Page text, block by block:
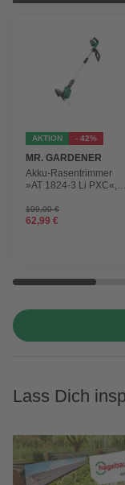
AKTION - 42%
MR. GARDENER
Akku-Rasentrimmer
»AT 1824-3 Li PXC«,
109,00 €
62,99 €
Lass Dich